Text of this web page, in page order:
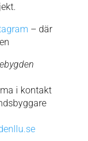
– där
i kontakt